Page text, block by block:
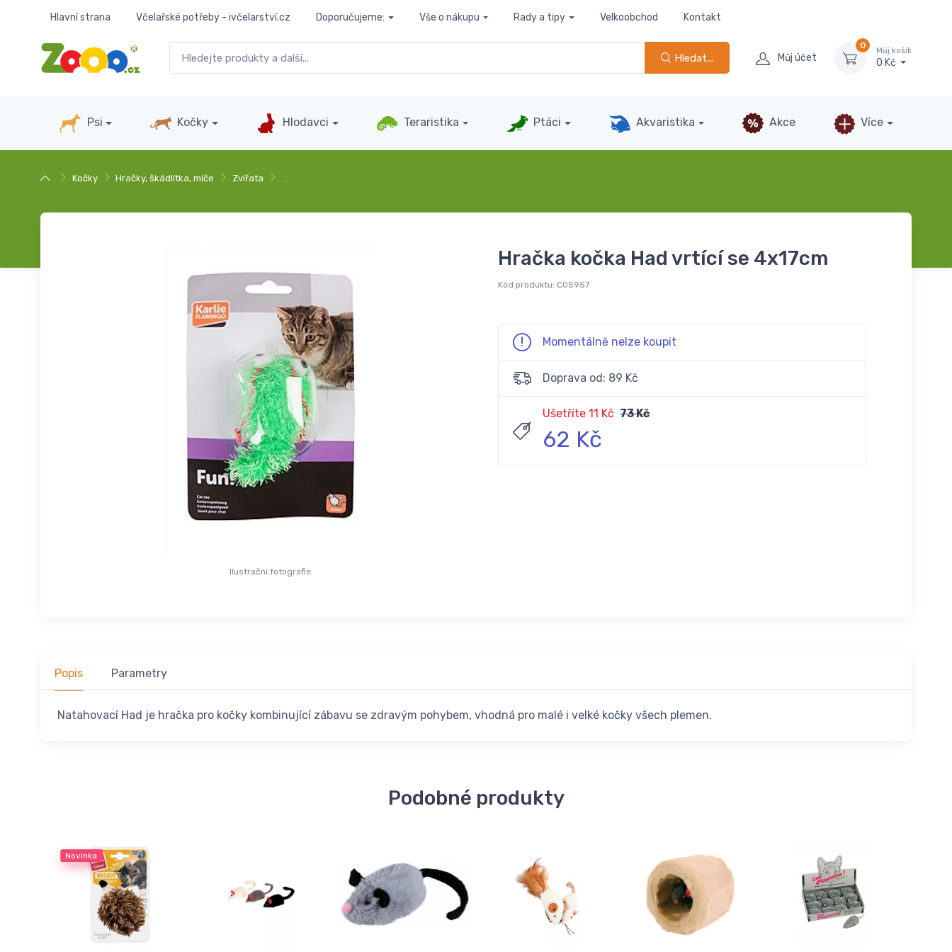
Hlavní strana Včelařské potřeby - ivčelarství.cz Doporučujeme: Vše o nákupu Rady a tipy Velkoobchod Kontakt
Hledat... Můj účet
0
Můj košík
0 Kč
Psi Kočky Hlodavci Teraristika Ptáci Akvaristika Akce Více
Kočky Hračky, škádlítka, míče Zvířata …
Ilustrační fotografie
Hračka kočka Had vrtící se 4x17cm
Kód produktu: C05957
Momentálně nelze koupit
Doprava od: 89 Kč
Ušetříte 11 Kč 73 Kč
62 Kč
Popis Parametry
Natahovací Had je hračka pro kočky kombinující zábavu se zdravým pohybem, vhodná pro malé i velké kočky všech plemen.
Podobné produkty
Novinka